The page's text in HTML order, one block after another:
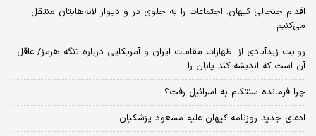
اقدام جنجالی کیهان: اجتماعات را به جلوی در و دیوار لانه‌هایتان منتقل
می‌کنیم
روایت زیدآبادی از اظهارات مقامات ایران و آمریکایی درباره تنگه هرمز/ عاقل
آن است که اندیشه کند پایان را
چرا فرمانده سنتکام به اسرائیل رفت؟
ادعای جدید روزنامه کیهان علیه مسعود پزشکیان